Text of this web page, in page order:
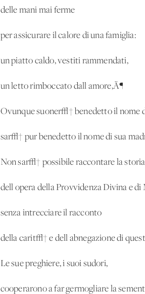
delle mani mai ferme
per assicurare il calore di una famiglia:
un piatto caldo, vestiti rammendati,
un letto rimboccato dall'amore‚Ä¶
Ovunque suoner√† benedetto il nome
sar√† pur benedetto il nome di sua
Non sar√† possibile raccontare la storia
dell'opera della Provvidenza Divina e
senza intrecciare il racconto
della carit√† e dell'abnegazione di
Le sue preghiere, i suoi sudori,
cooperarono a far germogliare la